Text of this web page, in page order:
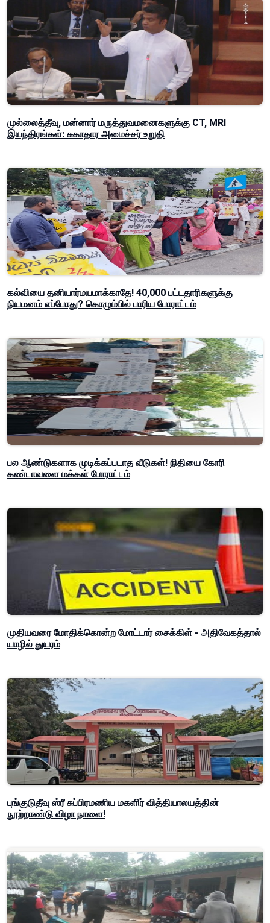
முல்லைத்தீவு, மன்னார் மருத்துவமனைகளுக்கு CT, MRI
இயந்திரங்கள்: சுகாதார அமைச்சர் உறுதி
கல்வியை தனியார்மயமாக்காதே! 40,000 பட்டதாரிகளுக்கு
நியமனம் எப்போது? கொழும்பில் பாரிய போராட்டம்
பல ஆண்டுகளாக முடிக்கப்படாத வீடுகள்! நிதியை கோரி
கண்டாவளை மக்கள் போராட்டம்
முதியவரை மோதிக்கொன்ற மோட்டார் சைக்கிள் - அதிவேகத்தால்
யாழில் துயரம்
புங்குடுதீவு ஸ்ரீ சுப்பிரமணிய மகளிர் வித்தியாலயத்தின்
நூற்றாண்டு விழா நாளை!